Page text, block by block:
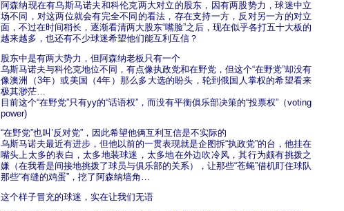
阿森纳现在有乌斯马诺夫和科伦克两大对立的股东，因有两股势力，球迷中立
场不同，对这两位就会有完全不同的看法，存在支持一方，反对另一方的对立
面，不过在时间稍长，逐渐看清两大股东“嘴脸”之后，现在似乎各打五十大板的
越来越多，也还有不少球迷希望他们能互利互信？
股东中是有两大势力，但阿森纳老板只有一个
乌斯马诺夫与科伦克地位不同，有点像执政党和在野党，但这个“在野党”却没有
像澳洲（3年）或美国（4年）那么多大选的盼头，轮到俄国人掌权的希望看来
极其渺茫…
目前这个“在野党”只有yy的“话语权”，而没有平衡俱乐部决策的“投票权”（voting
power)
“在野党”也叫’反对党”，因此希望他俩互利互信是不实际的
乌斯马诺夫最近有进步，但他以前的一贯表现就是企图拆“执政党”的台，他挂在
嘴头上太多的表白，太多地装球迷，太多地在外边吹冷风，其行为颇有挑拨之
嫌（在我看是间接地挑拨了球员与俱乐部的关系），让那些“苍蝇”借机盯住球队
那些“有缝的鸡蛋”，挖了阿森纳墙角…
这个样子冒充的球迷，实在让我们无语